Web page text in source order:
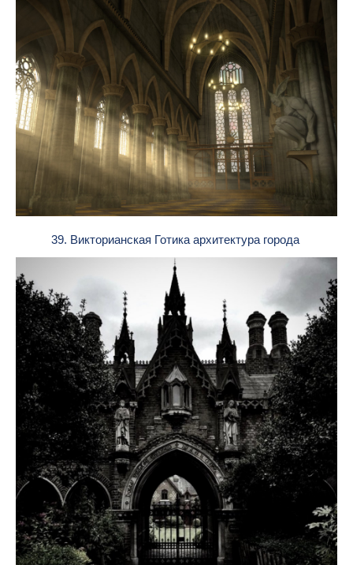
39. Викторианская Готика архитектура города